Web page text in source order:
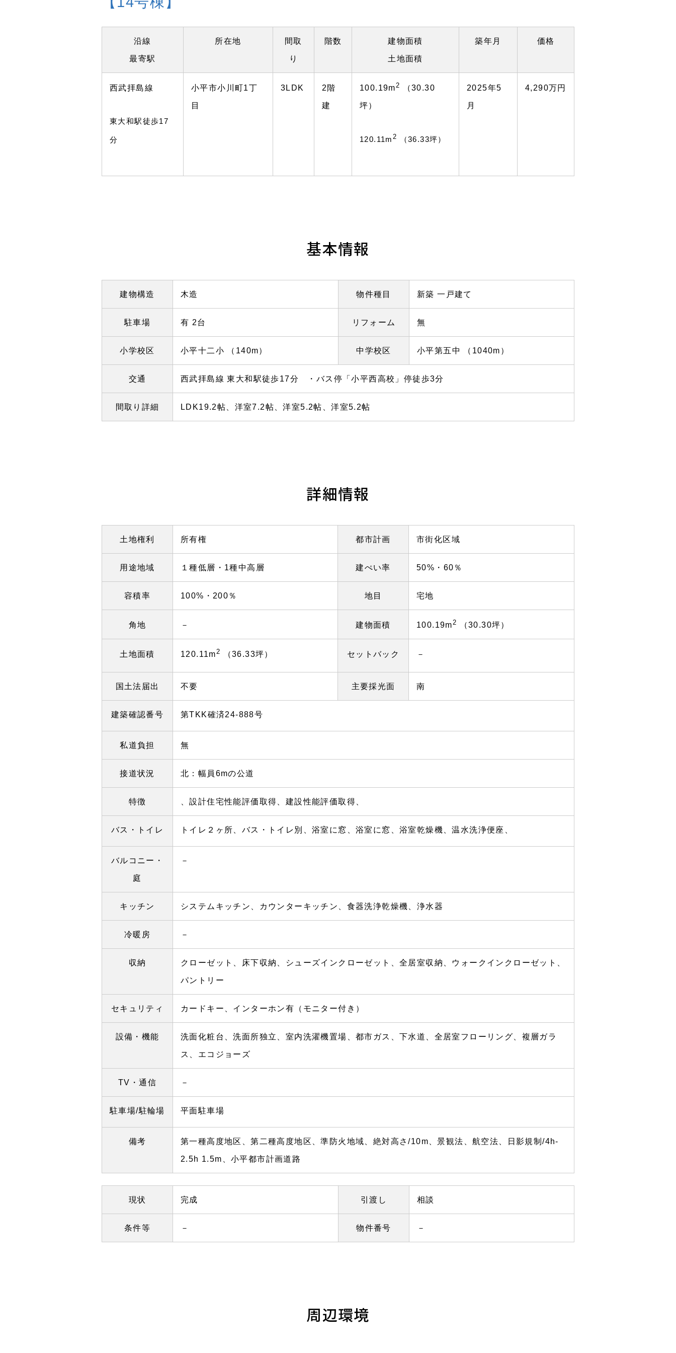
沿線
最寄駅
所在地 間取
り
階数 建物面積
土地面積
築年月 価格
西武拝島線
東大和駅徒歩17
分
小平市小川町1丁
目
3LDK 2階
建
100.19m2 （30.30
坪）
120.11m 2 （36.33坪）
2025年5
月
4,290万円
基本情報
建物構造 木造 物件種目 新築 一戸建て
駐車場 有 2台 リフォーム 無
小学校区 小平十二小 （140m） 中学校区 小平第五中 （1040m）
交通 西武拝島線 東大和駅徒歩17分 ・バス停「小平西高校」停徒歩3分
間取り詳細 LDK19.2帖、洋室7.2帖、洋室5.2帖、洋室5.2帖
詳細情報
土地権利 所有権 都市計画 市街化区域
用途地域 １種低層・1種中高層 建ぺい率 50%・60％
容積率 100%・200％ 地目 宅地
角地 － 建物面積 100.19m2 （30.30坪）
土地面積 120.11m2 （36.33坪） セットバック －
国土法届出 不要 主要採光面 南
建築確認番号 第TKK確済24-888号
私道負担 無
接道状況 北：幅員6mの公道
特徴 、設計住宅性能評価取得、建設性能評価取得、
バス・トイレ トイレ２ヶ所、バス・トイレ別、浴室に窓、浴室に窓、浴室乾燥機、温水洗浄便座、
バルコニー・
庭
－
キッチン システムキッチン、カウンターキッチン、食器洗浄乾燥機、浄水器
冷暖房 －
収納 クローゼット、床下収納、シューズインクローゼット、全居室収納、ウォークインクローゼット、
パントリー
セキュリティ カードキー、インターホン有（モニター付き）
設備・機能 洗面化粧台、洗面所独立、室内洗濯機置場、都市ガス、下水道、全居室フローリング、複層ガラ
ス、エコジョーズ
TV・通信 －
駐車場/駐輪場 平面駐車場
備考 第一種高度地区、第二種高度地区、準防火地域、絶対高さ/10m、景観法、航空法、日影規制/4h-
2.5h 1.5m、小平都市計画道路
現状 完成 引渡し 相談
条件等 － 物件番号 －
周辺環境